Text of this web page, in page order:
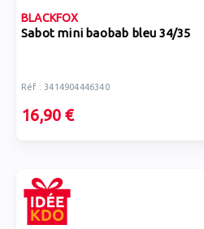
BLACKFOX
Sabot mini baobab bleu 34/35
Réf : 3414904446340
16,90 €